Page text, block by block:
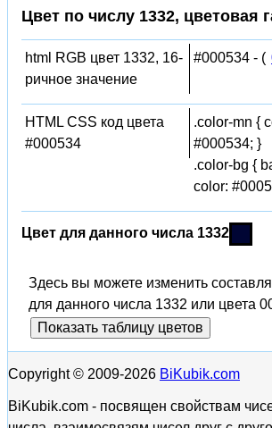
Цвет по числу 1332, цветовая
html RGB цвет 1332, 16-
ричное значение
#000534 - (
HTML CSS код цвета
#000534
.color-mn {
#000534; }
.color-bg {
color:
Цвет для данного числа 1332
Здесь вы можете изменить
для данного числа 1332 или цвета
Показать таблицу цветов
Copyright © 2009-2026 BiKubik.com
BiKubik.com - посвящен свойствам